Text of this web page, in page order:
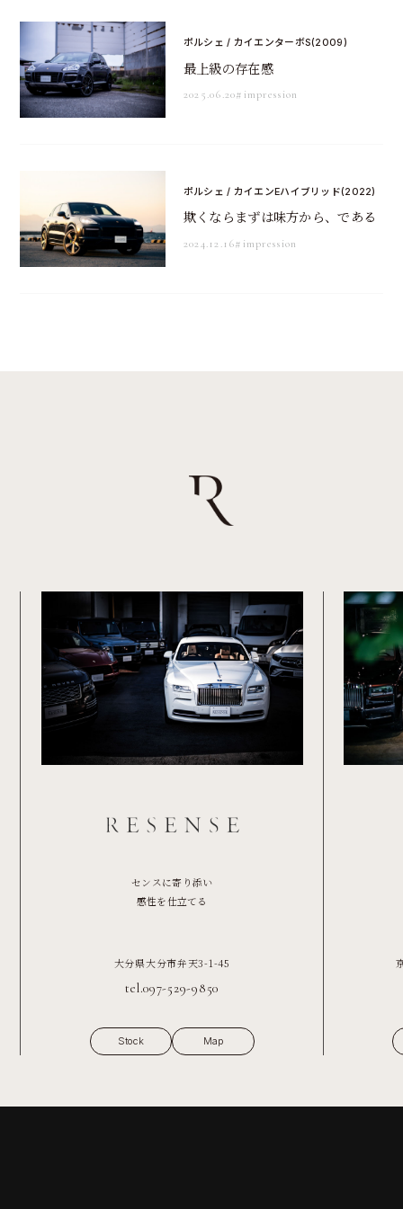
ポルシェ / カイエンターボS(2009)
最上級の存在感
2025.06.20#impression
ポルシェ / カイエンEハイブリッド(2022)
欺くならまずは味方から、である
2024.12.16#impression
センスに寄り添い
感性を仕立てる
大分県大分市弁天3-1-45
tel.097-529-9850
Stock Map